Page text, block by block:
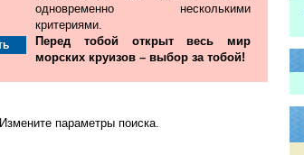
одновременно несколькими
критериями.
Перед тобой открыт весь мир
морских круизов – выбор за тобой!
Измените параметры поиска.